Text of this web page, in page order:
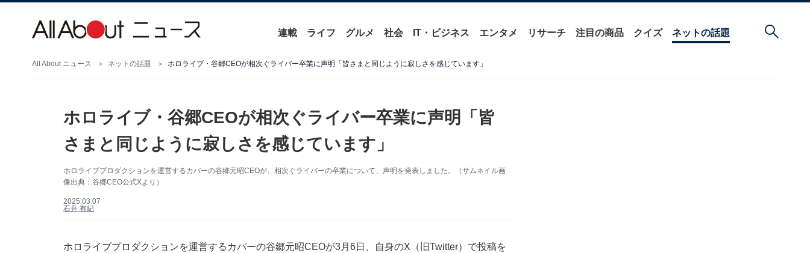
連載 ライフ グルメ 社会 IT・ビジネス エンタメ リサーチ 注目の商品 クイズ ネットの話題
All About ニュース ネットの話題 ホロライブ・谷郷CEOが相次ぐライバー卒業に声明「皆さまと同じように寂しさを感じています」
ホロライブ・谷郷CEOが相次ぐライバー卒業に声明「皆
さまと同じように寂しさを感じています」
ホロライブプロダクションを運営するカバーの谷郷元昭CEOが、相次ぐライバーの卒業について、声明を発表しました。（サムネイル画
像出典：谷郷CEO公式Xより）
2025.03.07
石井 有紀
ホロライブプロダクションを運営するカバーの谷郷元昭CEOが3月6日、自身のX（旧Twitter）で投稿を